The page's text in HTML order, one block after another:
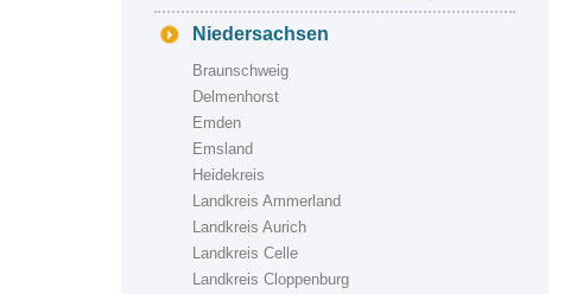
Niedersachsen
Braunschweig
Delmenhorst
Emden
Emsland
Heidekreis
Landkreis Ammerland
Landkreis Aurich
Landkreis Celle
Landkreis Cloppenburg